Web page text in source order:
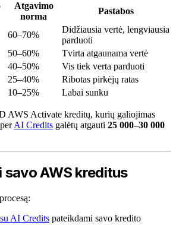
Atgavimo
norma
Pastabos
60–70%
Didžiausia vertė, lengviausia
parduoti
50–60%
Tvirta atgaunama vertė
40–50%
Vis tiek verta parduoti
25–40%
Ribotas pirkėjų ratas
10–25% Labai sunku
AWS Activate kreditų, kurių galiojimas
AI Credits galėtų atgauti 25 000–30 000
AWS kreditus
AI Credits pateikdami savo kredito